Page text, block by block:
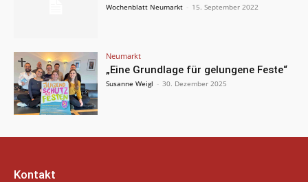
Wochenblatt Neumarkt - 15. September 2022
Neumarkt
„Eine Grundlage für gelungene Feste“
Susanne Weigl - 30. Dezember 2025
Kontakt